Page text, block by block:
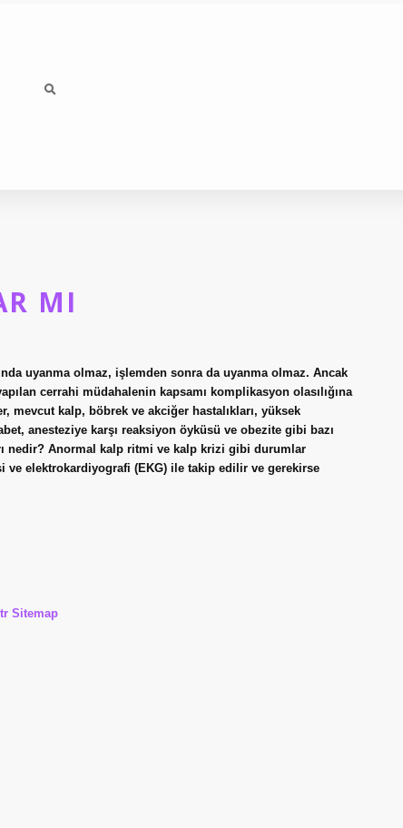
MI
uyanma olmaz, işlemden sonra da uyanma olmaz. Ancak
cerrahi müdahalenin kapsamı komplikasyon olasılığına
mevcut kalp, böbrek ve akciğer hastalıkları, yüksek
anesteziye karşı reaksiyon öyküsü ve obezite gibi bazı
nedir? Anormal kalp ritmi ve kalp krizi gibi durumlar
ve elektrokardiyografi (EKG) ile takip edilir ve gerekirse
Sitemap